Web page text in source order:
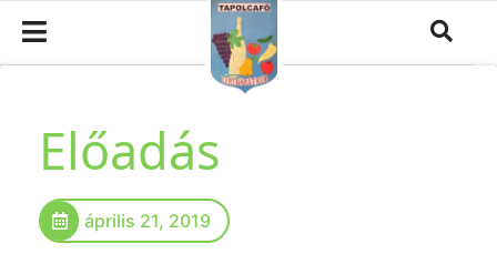
Előadás
április 21, 2019